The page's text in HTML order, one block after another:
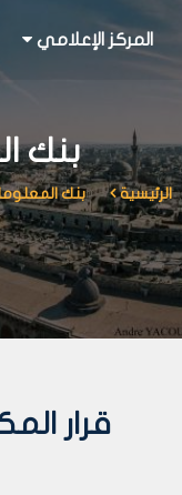
المركز الإعلامي
بنك
الرئيسية بنك
قرار